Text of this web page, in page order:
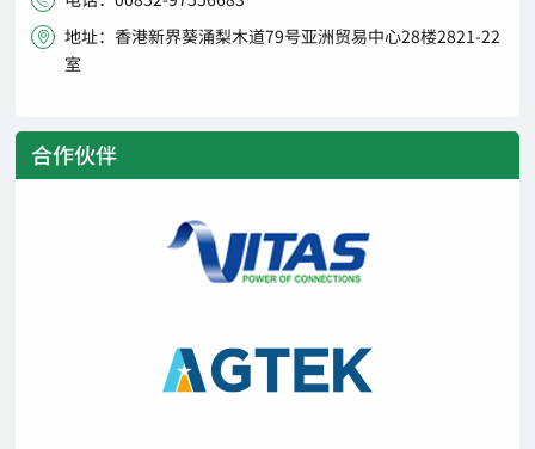

地址：香港新界葵涌梨木道79号亚洲贸易中心28楼2821-22
室
合作伙伴